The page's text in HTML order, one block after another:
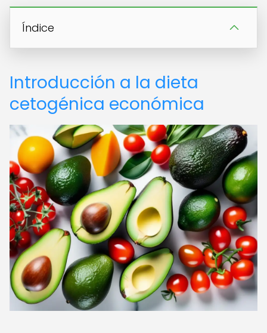
Índice
Introducción a la dieta
cetogénica económica